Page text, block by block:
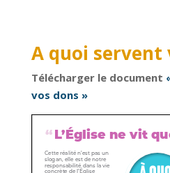
A quoi servent
Télécharger le document
vos dons »